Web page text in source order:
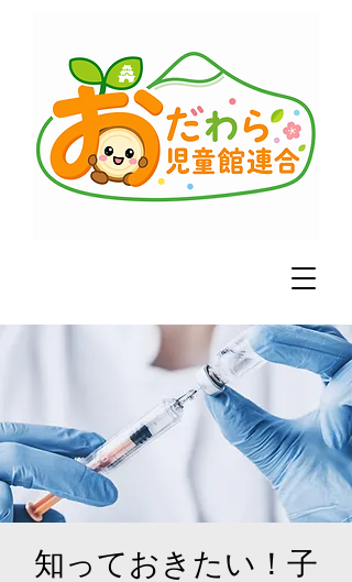
知っておきたい！子